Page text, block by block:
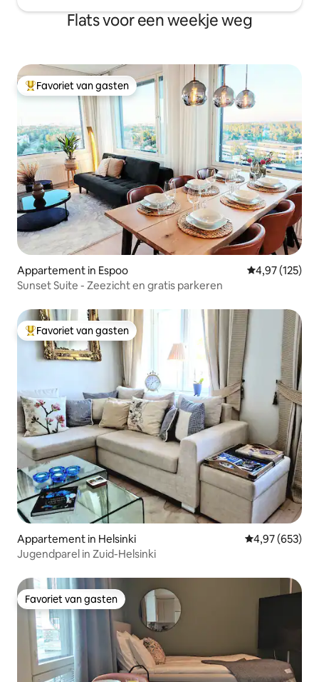
Flats voor een weekje weg
Topfavoriet van gasten
Favoriet van gasten
Appartement in Espoo Gemiddelde
4,97 (125)
Sunset Suite - Zeezicht en gratis parkeren
Topfavoriet van gasten
Favoriet van gasten
Appartement in Helsinki Gemiddelde
4,97 (653)
Jugendparel in Zuid-Helsinki
Favoriet van gasten
Favoriet van gasten